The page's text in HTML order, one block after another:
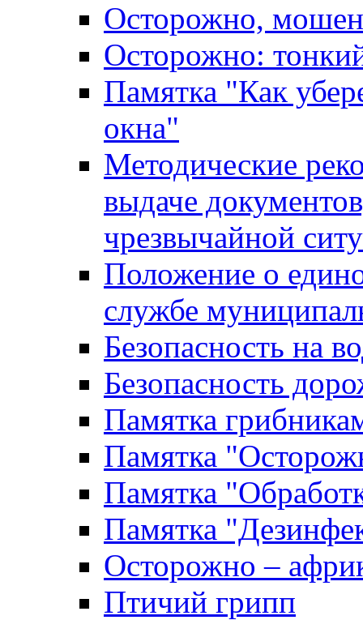
Осторожно,
Осторожно:
Памятка "Как
окна"
Методические
выдаче
чрезвычайной
Положение о
службе
Безопасность на
Безопасность
Памятка
Памятка
Памятка
Памятка
Осторожно –
Птичий грипп